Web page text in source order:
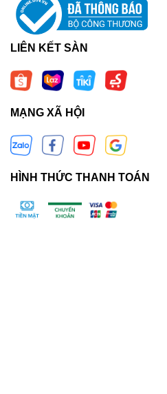
LIÊN KẾT SÀN
MẠNG XÃ HỘI
HÌNH THỨC THANH TOÁN